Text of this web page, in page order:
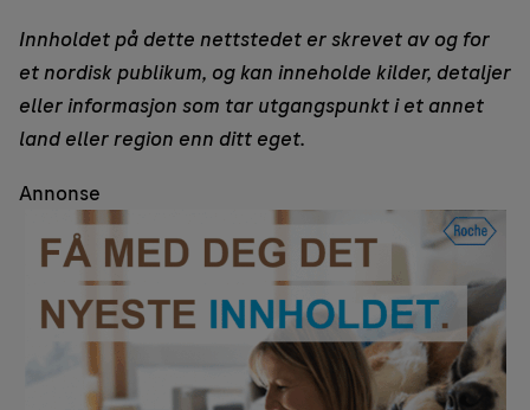
Innholdet på dette nettstedet er skrevet av og for
et nordisk publikum, og kan inneholde kilder, detaljer
eller informasjon som tar utgangspunkt i et annet
land eller region enn ditt eget.
Annonse